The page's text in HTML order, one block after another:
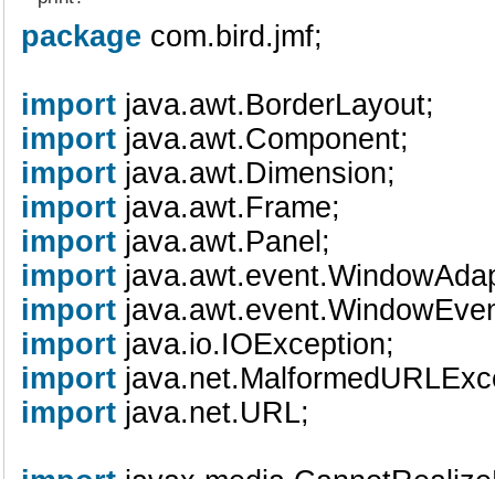
package com.bird.jmf;
import java.awt.BorderLayout;
import java.awt.Component;
import java.awt.Dimension;
import java.awt.Frame;
import java.awt.Panel;
import
import
import java.io.IOException;
import
import java.net.URL;